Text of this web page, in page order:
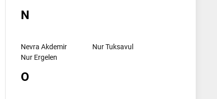
N
Nevra Akdemir
Nur Tuksavul
Nur Ergelen
O